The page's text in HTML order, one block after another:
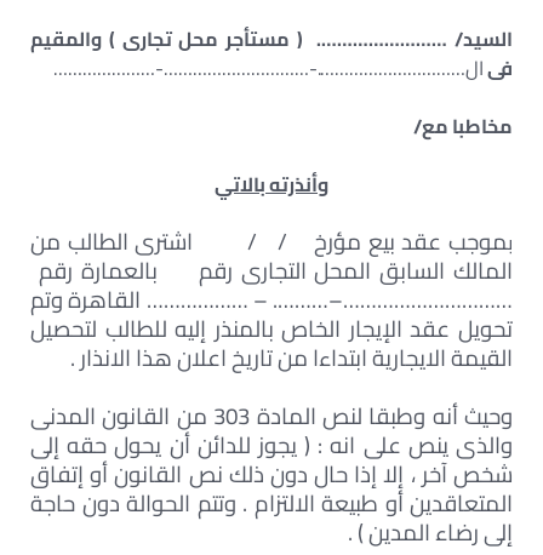
السيد/ ……………………. ( مستأجر محل تجارى ) والمقيم
فىال………………………….-…………………………-…………………
مخاطبا مع/
وأنذرته بالاتي
بموجب عقد بيع مؤرخ / / اشترى الطالب من
المالك السابق المحل التجارى رقم بالعمارة رقم
…………………………–………. – ……………… القاهرة وتم
تحويل عقد الإيجار الخاص بالمنذر إليه للطالب لتحصيل
القيمة الايجارية ابتداءا من تاريخ اعلان هذا الانذار .
وحيث أنه وطبقا لنص المادة 303 من القانون المدنى
والذى ينص على انه : ( يجوز للدائن أن يحول حقه إلى
شخص آخر ، إلا إذا حال دون ذلك نص القانون أو إتفاق
المتعاقدين أو طبيعة الالتزام . وتتم الحوالة دون حاجة
إلى رضاء المدين ) .